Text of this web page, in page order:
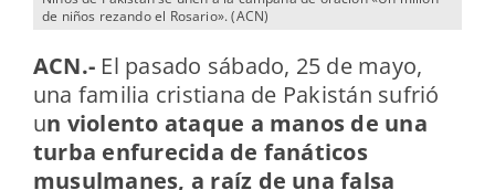
de niños rezando el Rosario». (ACN)
ACN.- El pasado sábado, 25 de mayo,
una familia cristiana de Pakistán sufrió
un violento ataque a manos de una
turba enfurecida de fanáticos
musulmanes, a raíz de una falsa